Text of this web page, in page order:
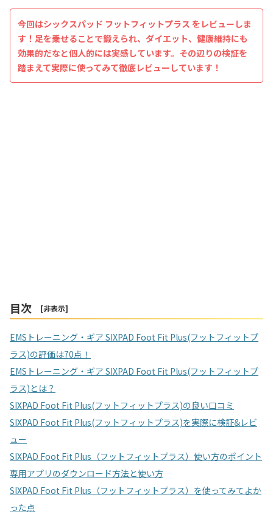
今回はシックスパッド フットフィットプラス をレビューしま
す！足を乗せることで鍛えられ、ダイエット、健康維持にも
効果的だなと個人的には実感しています。その辺りの検証を
踏まえて実際に使ってみて徹底レビューしています！
目次 [非表示]
EMSトレーニング・ギア SIXPAD Foot Fit Plus(フットフィットプ
ラス)の評価は70点！
EMSトレーニング・ギア SIXPAD Foot Fit Plus(フットフィットプ
ラス)とは？
SIXPAD Foot Fit Plus(フットフィットプラス)の良い口コミ
SIXPAD Foot Fit Plus(フットフィットプラス)を実際に検証&レビ
ュー
SIXPAD Foot Fit Plus（フットフィットプラス）使い方のポイント
専用アプリのダウンロード方法と使い方
SIXPAD Foot Fit Plus（フットフィットプラス）を使ってみてよか
った点